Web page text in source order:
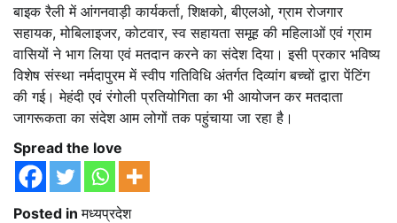
बाइक रैली में आंगनवाड़ी कार्यकर्ता, शिक्षको, बीएलओ, ग्राम रोजगार
सहायक, मोबिलाइजर, कोटवार, स्व सहायता समूह की महिलाओं एवं ग्राम
वासियों ने भाग लिया एवं मतदान करने का संदेश दिया। इसी प्रकार भविष्य
विशेष संस्था नर्मदापुरम में स्वीप गतिविधि अंतर्गत दिव्यांग बच्चों द्वारा पेंटिंग
की गई। मेहंदी एवं रंगोली प्रतियोगिता का भी आयोजन कर मतदाता
जागरूकता का संदेश आम लोगों तक पहुंचाया जा रहा है।
Spread the love
Posted inमध्यप्रदेश